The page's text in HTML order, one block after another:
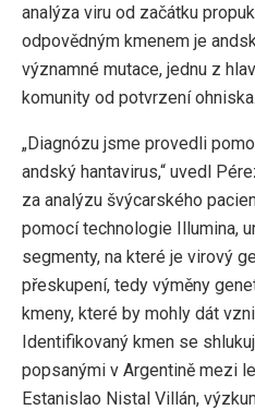
analýza viru od začátku
odpovědným kmenem je
významné mutace, jednu z
komunity od potvrzení ohniska.
„Diagnózu jsme provedli
andský hantavirus,“ uvedl
za analýzu švýcarského
pomocí technologie Illumina,
segmenty, na které je virový
přeskupení, tedy výměny
kmeny, které by mohly dát
Identifikovaný kmen se
popsanými v Argentině mezi
Estanislao Nistal Villán,